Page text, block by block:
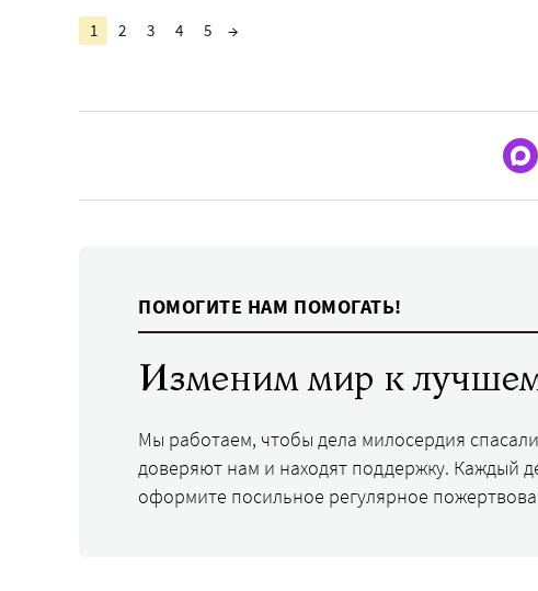
1 2 3 4 5 →
ПОМОГИТЕ НАМ ПОМОГАТЬ!
Изменим мир к
Мы работаем, чтобы дела милосердия
доверяют нам и находят поддержку. Каждый
оформите посильное регулярное